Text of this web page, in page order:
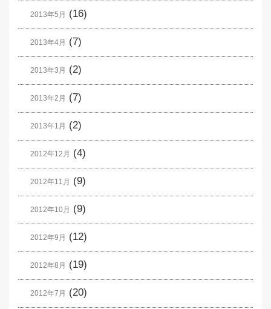
2013年5月 (16)
2013年4月 (7)
2013年3月 (2)
2013年2月 (7)
2013年1月 (2)
2012年12月 (4)
2012年11月 (9)
2012年10月 (9)
2012年9月 (12)
2012年8月 (19)
2012年7月 (20)